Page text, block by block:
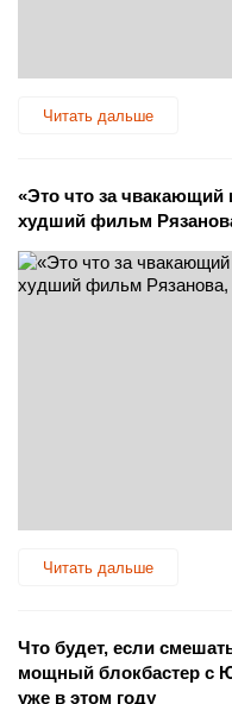
Читать дальше
«Это что за
худший фильм
Читать дальше
Что будет, если
мощный блокбастер с
уже в этом году